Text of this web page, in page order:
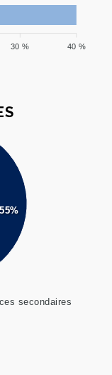
40 %
30 %
55%
secondaires